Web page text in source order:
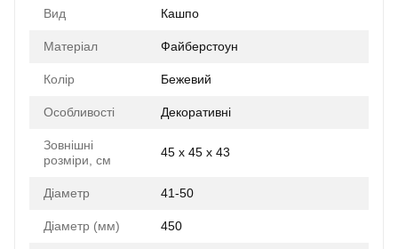
Вид Кашпо
Матеріал Файберстоун
Колір Бежевий
Особливості Декоративні
Зовнішні
розміри, см
45 x 45 x 43
Діаметр 41-50
Діаметр (мм) 450